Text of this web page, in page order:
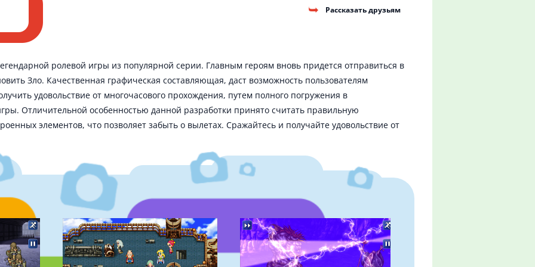
Рассказать друзьям
ролевой игры из популярной серии. Главным героям вновь придется отправиться в
Зло. Качественная графическая составляющая, даст возможность пользователям
удовольствие от многочасового прохождения, путем полного погружения в
Отличительной особенностью данной разработки принято считать правильную
элементов, что позволяет забыть о вылетах. Сражайтесь и получайте удовольствие от